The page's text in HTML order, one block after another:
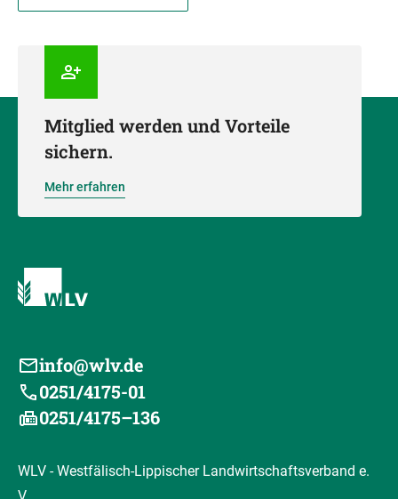
Mitglied werden und Vorteile
sichern.
Mehr erfahren
info@wlv.de
0251/4175-01
0251/4175–136
WLV - Westfälisch-Lippischer Landwirtschaftsverband e.